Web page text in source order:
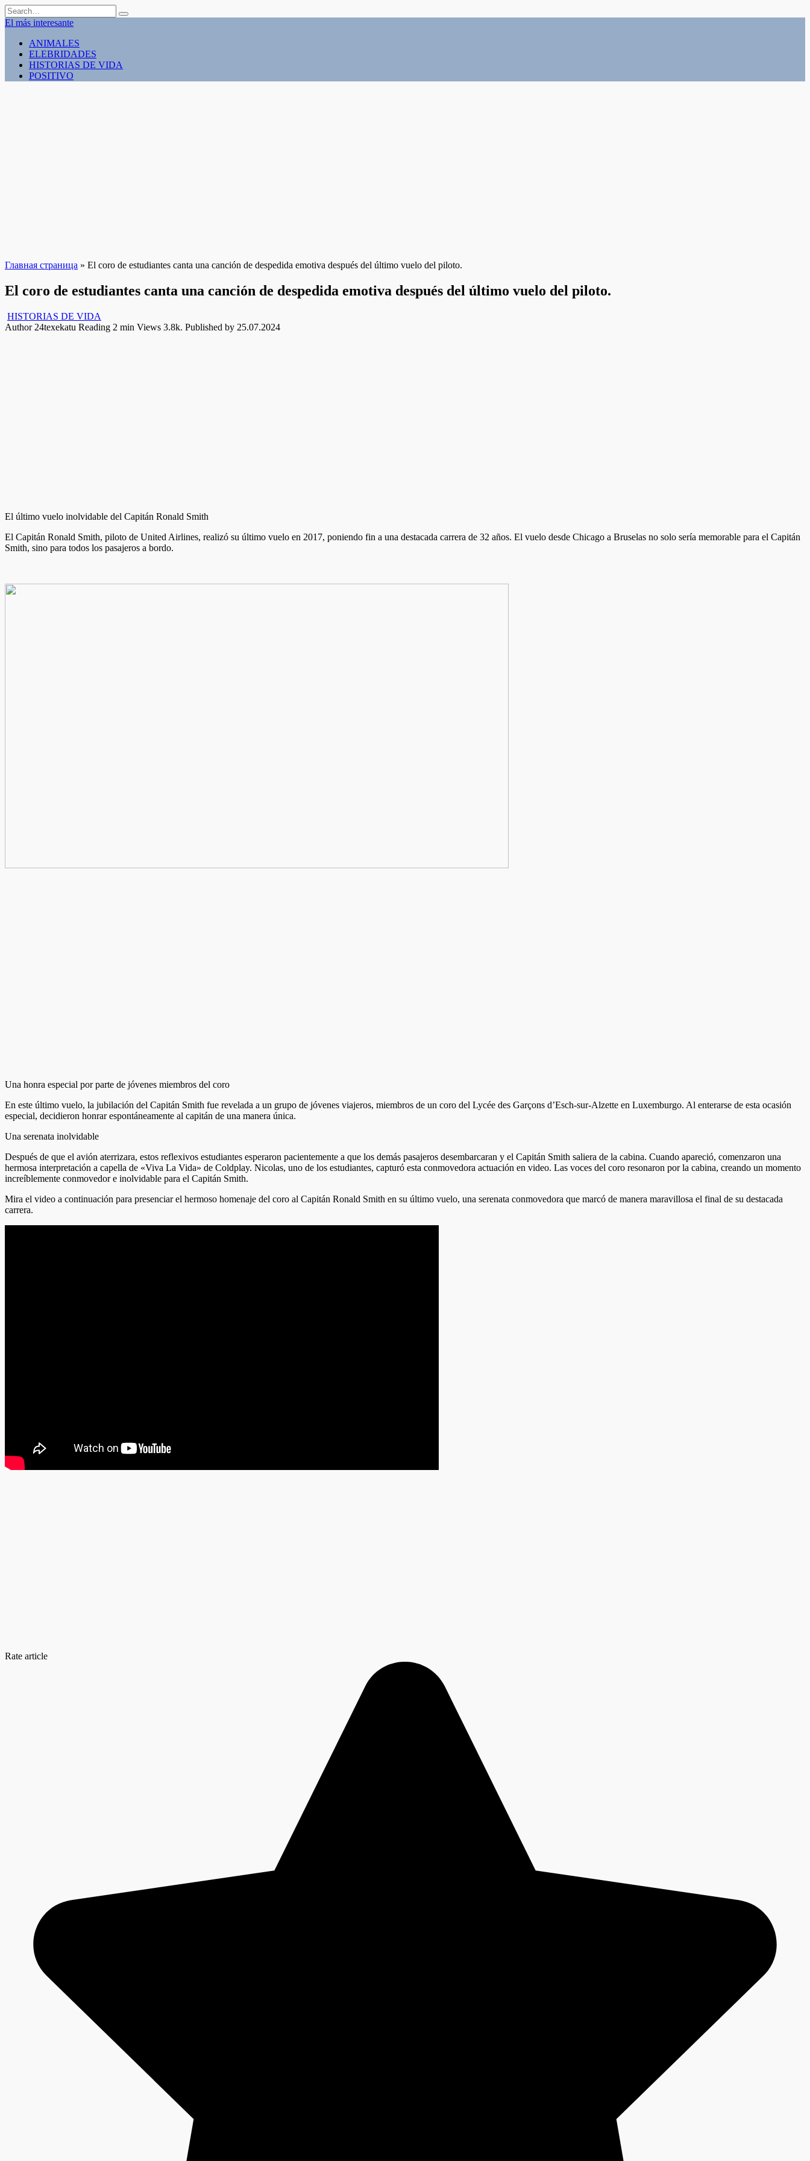
Skip
to
Search
for:
El más interesante
ANIMALES
ELEBRIDADES
HISTORIAS DE VIDA
POSITIVO
Главная страница » El coro de estudiantes canta una canción de despedida emotiva después del último vuelo del piloto.
El coro de estudiantes canta una canción de despedida emotiva después del último vuelo del piloto.
HISTORIAS DE VIDA
Author 24texekatu Reading 2 min Views 3.8k. Published by 25.07.2024
El último vuelo inolvidable del Capitán Ronald Smith
El Capitán Ronald Smith, piloto de United Airlines, realizó su último vuelo en 2017, poniendo fin a una destacada carrera de 32 años. El vuelo desde Chicago a Bruselas no solo sería memorable para el Capitán
Smith, sino para todos los pasajeros a bordo.
Una honra especial por parte de jóvenes miembros del coro
En este último vuelo, la jubilación del Capitán Smith fue revelada a un grupo de jóvenes viajeros, miembros de un coro del Lycée des Garçons d’Esch-sur-Alzette en Luxemburgo. Al enterarse de esta ocasión
especial, decidieron honrar espontáneamente al capitán de una manera única.
Una serenata inolvidable
Después de que el avión aterrizara, estos reflexivos estudiantes esperaron pacientemente a que los demás pasajeros desembarcaran y el Capitán Smith saliera de la cabina. Cuando apareció, comenzaron una
hermosa interpretación a capella de «Viva La Vida» de Coldplay. Nicolas, uno de los estudiantes, capturó esta conmovedora actuación en video. Las voces del coro resonaron por la cabina, creando un momento
increíblemente conmovedor e inolvidable para el Capitán Smith.
Mira el video a continuación para presenciar el hermoso homenaje del coro al Capitán Ronald Smith en su último vuelo, una serenata conmovedora que marcó de manera maravillosa el final de su destacada
carrera.
Rate article